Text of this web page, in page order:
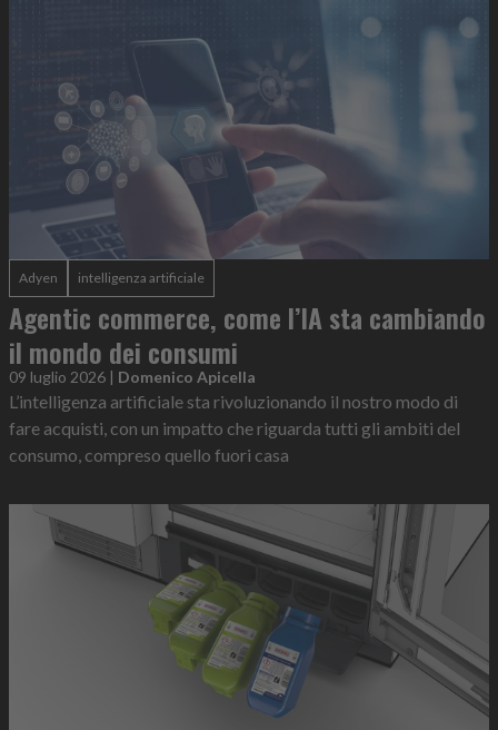
Adyen intelligenza artificiale
Agentic commerce, come l’IA sta cambiando
il mondo dei consumi
09 luglio 2026 | Domenico Apicella
L’intelligenza artificiale sta rivoluzionando il nostro modo di
fare acquisti, con un impatto che riguarda tutti gli ambiti del
consumo, compreso quello fuori casa